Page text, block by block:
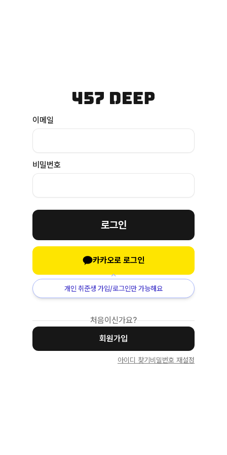
이메일
비밀번호
로그인
카카오로 로그인
개인 취준생 가입/로그인만 가능해요
처음이신가요?
회원가입
아이디 찾기 비밀번호 재설정